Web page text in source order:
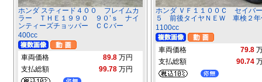
ホンダ スティード４００ フレイムカ
ラー ＴＨＥ１９９０ ９０’ｓ ナイ
ンティーズチョッパー ＣＣバー
400cc
車両価格 89.8 万円
支払総額
99.78 万円
ホンダ ＶＦ１１００Ｃ セイバ
５ 前後タイヤＮＥＷ 車検２年
1100cc
車両価格 79.8
支払総額
90.74